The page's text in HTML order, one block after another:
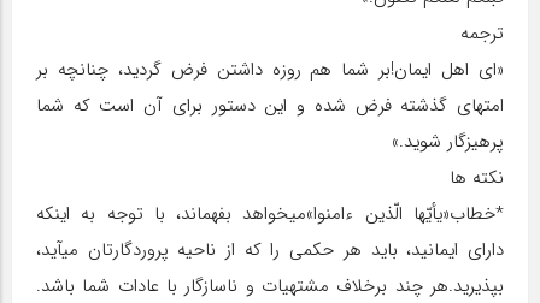
ترجمه
«ای اهل ایمان!بر شما هم روزه داشتن فرض گردید، چنانچه بر
امت‏های گذشته فرض شده و این دستور برای آن است که شما
پرهیزگار شوید.»
نکته‏ ها
*خطاب‏«یأیّها الّذین ءامنوا»می‏خواهد بفهماند، با توجه به این‏که
دارای ایمانید، باید هر حکمی را که از ناحیه پروردگارتان می‏آید،
بپذیرید.هر چند برخلاف مشتهیات و ناسازگار با عادات شما باشد.